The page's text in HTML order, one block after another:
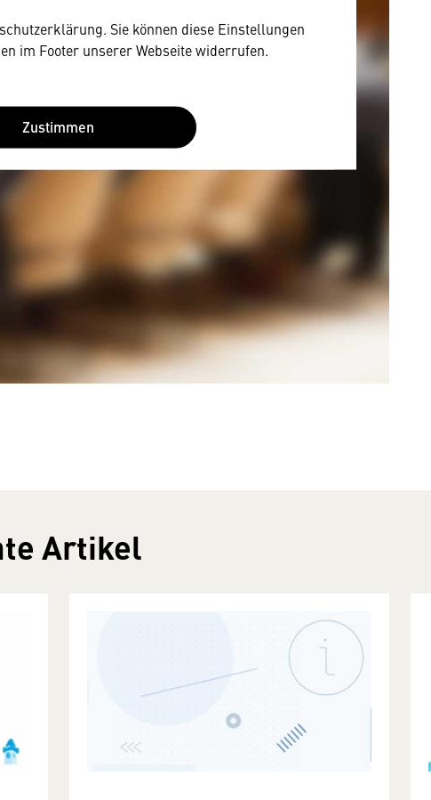
Sie können diese Einstellungen
im Footer unserer Webseite widerrufen.
Zustimmen
Artikel